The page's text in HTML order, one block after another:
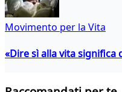
Movimento per la Vita
«Dire sì alla vita significa